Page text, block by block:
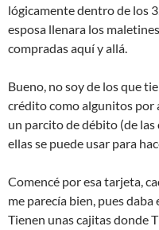
lógicamente dentro de los
esposa llenara los
compradas aquí y allá.
Bueno, no soy de los que
crédito como algunitos por
un parcito de débito (de
ellas se puede usar para
Comencé por esa tarjeta,
me parecía bien, pues daba
Tienen unas cajitas donde